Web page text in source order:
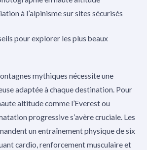
à l’alpinisme sur sites sécurisés
pour explorer les plus beaux
mythiques nécessite une
adaptée à chaque destination. Pour
altitude comme l’Everest ou
progressive s’avère cruciale. Les
un entraînement physique de six
cardio, renforcement musculaire et